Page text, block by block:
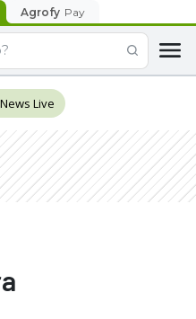
Agrofy Pay
Live